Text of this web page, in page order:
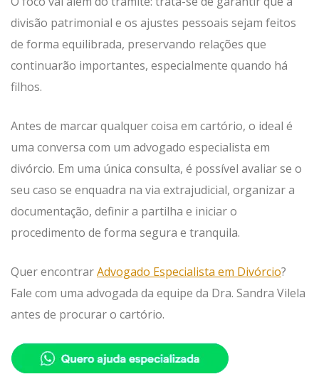
divisão patrimonial e os ajustes pessoais sejam feitos
de forma equilibrada, preservando relações que
continuarão importantes, especialmente quando há
filhos.
Antes de marcar qualquer coisa em cartório, o ideal é
uma conversa com um advogado especialista em
divórcio. Em uma única consulta, é possível avaliar se o
seu caso se enquadra na via extrajudicial, organizar a
documentação, definir a partilha e iniciar o
procedimento de forma segura e tranquila.
Quer encontrarAdvogado Especialista em Divórcio?
Fale com uma advogada da equipe da Dra. Sandra Vilela
antes de procurar o cartório.